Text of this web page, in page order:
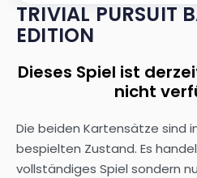
TRIVIAL PURSUIT
EDITION
Dieses Spiel ist
nicht
Die beiden Kartensätze sind
bespielten Zustand. Es
vollständiges Spiel sondern